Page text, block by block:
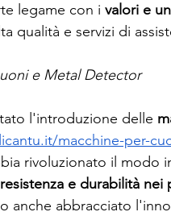
legame con i valori e
qualità e servizi di
e Metal Detector
l'introduzione delle
macchine-per-
rivoluzionato il modo
e durabilità
anche abbracciato